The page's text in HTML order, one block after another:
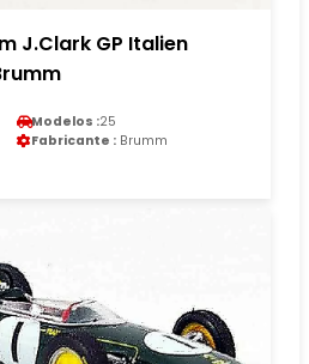
J.Clark GP Italien
Modelos :25
Fabricante : Brumm